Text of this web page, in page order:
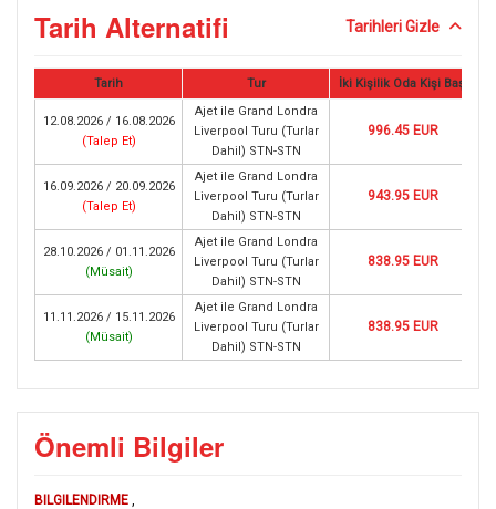
Tarih Alternatifi Tarihleri Gizle
Tarih Tur İki Kişilik Oda Kişi Başı
12.08.2026 / 16.08.2026
(Talep Et)
Ajet ile Grand Londra
Liverpool Turu (Turlar
Dahil) STN-STN
996.45 EUR
16.09.2026 / 20.09.2026
(Talep Et)
Ajet ile Grand Londra
Liverpool Turu (Turlar
Dahil) STN-STN
943.95 EUR
28.10.2026 / 01.11.2026
(Müsait)
Ajet ile Grand Londra
Liverpool Turu (Turlar
Dahil) STN-STN
838.95 EUR
11.11.2026 / 15.11.2026
(Müsait)
Ajet ile Grand Londra
Liverpool Turu (Turlar
Dahil) STN-STN
838.95 EUR
Önemli Bilgiler
BILGILENDIRME ,